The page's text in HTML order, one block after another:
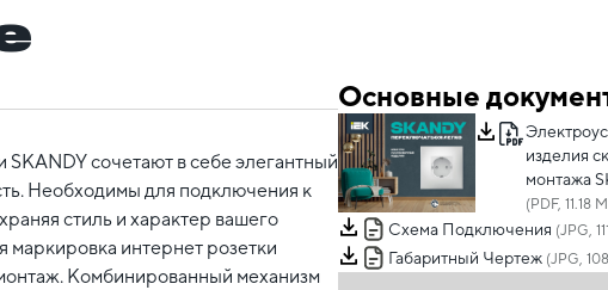
сочетают в себе элегантный
Необходимы для подключения к
стиль и характер вашего
интернет розетки
Комбинированный механизм
Основные
изделия
монтажа
(PDF, 11.18
Схема Подключения (JPG,
Габаритный Чертеж (JPG,